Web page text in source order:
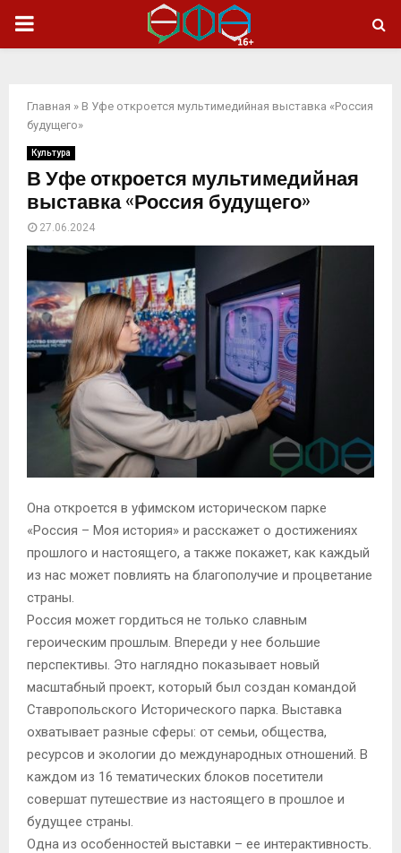
ОСНОВНОЕ
Главная » В Уфе откроется мультимедийная выставка «Россия
будущего»
Культура
В Уфе откроется мультимедийная
выставка «Россия будущего»
27.06.2024
Она откроется в уфимском историческом парке
«Россия – Моя история» и расскажет о достижениях
прошлого и настоящего, а также покажет, как каждый
из нас может повлиять на благополучие и процветание
страны.
Россия может гордиться не только славным
героическим прошлым. Впереди у нее большие
перспективы. Это наглядно показывает новый
масштабный проект, который был создан командой
Ставропольского Исторического парка. Выставка
охватывает разные сферы: от семьи, общества,
ресурсов и экологии до международных отношений. В
каждом из 16 тематических блоков посетители
совершат путешествие из настоящего в прошлое и
будущее страны.
Одна из особенностей выставки – ее интерактивность.